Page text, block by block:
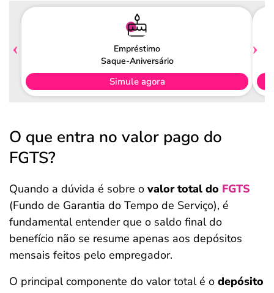
Empréstimo
Saque-Aniversário
Simule agora
O que entra no valor pago do
FGTS?
Quando a dúvida é sobre o valor total do FGTS
(Fundo de Garantia do Tempo de Serviço), é
fundamental entender que o saldo final do
benefício não se resume apenas aos depósitos
mensais feitos pelo empregador.
O principal componente do valor total é o depósito